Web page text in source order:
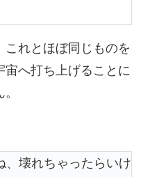
これとほぼ同じものを
宙へ打ち上げることに
、壊れちゃったらいけ